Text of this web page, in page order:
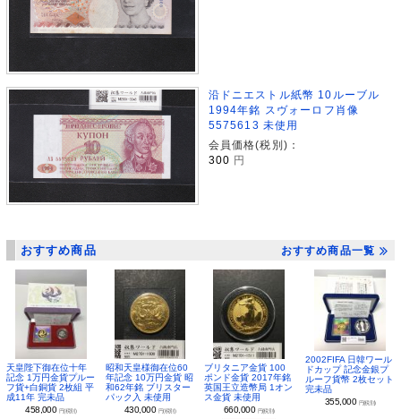
沿ドニエストル紙幣 10ルーブル
1994年銘 スヴォーロフ肖像
5575613 未使用
会員価格(税別)：
300 円
おすすめ商品 おすすめ商品一覧
天皇陛下御在位十年
記念 1万円金貨プルー
フ貨+白銅貨 2枚組 平
成11年 完未品
458,000 円(税別)
昭和天皇様御在位60
年記念 10万円金貨 昭
和62年銘 ブリスター
パック入 未使用
430,000 円(税別)
ブリタニア金貨 100
ポンド金貨 2017年銘
英国王立造幣局 1オン
ス金貨 未使用
660,000 円(税別)
2002FIFA 日韓ワール
ドカップ 記念金銀プ
ルーフ貨幣 2枚セット
完未品
355,000 円(税別)